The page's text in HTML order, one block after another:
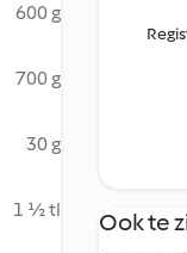
600 g
700 g
30 g
1 ½ tl
Ook te